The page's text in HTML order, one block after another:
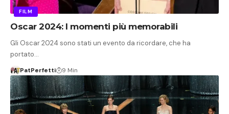
FILM
Oscar 2024: I momenti più memorabili
Gli Oscar 2024 sono stati un evento da ricordare, che ha
portato…
PatPerfetti 9 Min